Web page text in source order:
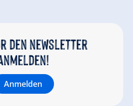
den newsletter
Anmelden